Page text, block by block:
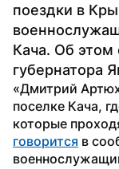
поездки в
Кача. Об
губернатора
«Дмитрий
поселке Кача,
говорится в